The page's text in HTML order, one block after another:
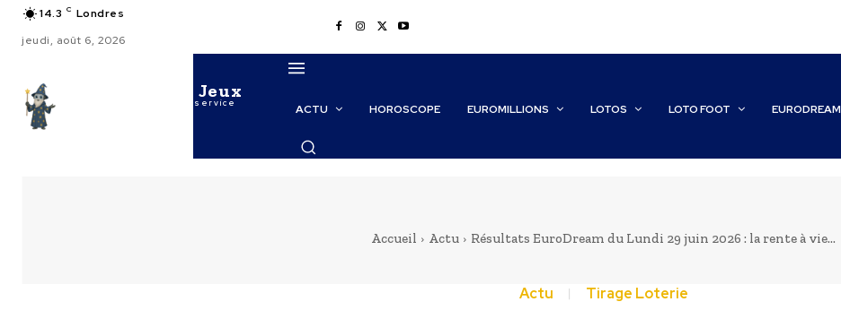
14.3 C Londres
jeudi, août 6, 2026
Le Maitre des Jeux
La puissance de l'IA au service
ACTU HOROSCOPE EUROMILLIONS LOTOS LOTO FOOT EURODREAM
Accueil Actu Résultats EuroDream du Lundi 29 juin 2026 : la rente à vie...
Actu Tirage Loterie